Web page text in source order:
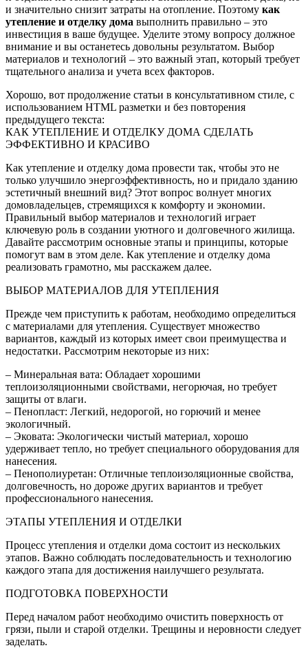
и значительно снизит затраты на отопление. Поэтому как
утепление и отделку дома выполнить правильно – это
инвестиция в ваше будущее. Уделите этому вопросу должное
внимание и вы останетесь довольны результатом. Выбор
материалов и технологий – это важный этап, который требует
тщательного анализа и учета всех факторов.
Хорошо, вот продолжение статьи в консультативном стиле, с
использованием HTML разметки и без повторения
предыдущего текста:
КАК УТЕПЛЕНИЕ И ОТДЕЛКУ ДОМА СДЕЛАТЬ
ЭФФЕКТИВНО И КРАСИВО
Как утепление и отделку дома провести так, чтобы это не
только улучшило энергоэффективность, но и придало зданию
эстетичный внешний вид? Этот вопрос волнует многих
домовладельцев, стремящихся к комфорту и экономии.
Правильный выбор материалов и технологий играет
ключевую роль в создании уютного и долговечного жилища.
Давайте рассмотрим основные этапы и принципы, которые
помогут вам в этом деле. Как утепление и отделку дома
реализовать грамотно, мы расскажем далее.
ВЫБОР МАТЕРИАЛОВ ДЛЯ УТЕПЛЕНИЯ
Прежде чем приступить к работам, необходимо определиться
с материалами для утепления. Существует множество
вариантов, каждый из которых имеет свои преимущества и
недостатки. Рассмотрим некоторые из них:
– Минеральная вата: Обладает хорошими
теплоизоляционными свойствами, негорючая, но требует
защиты от влаги.
– Пенопласт: Легкий, недорогой, но горючий и менее
экологичный.
– Эковата: Экологически чистый материал, хорошо
удерживает тепло, но требует специального оборудования для
нанесения.
– Пенополиуретан: Отличные теплоизоляционные свойства,
долговечность, но дороже других вариантов и требует
профессионального нанесения.
ЭТАПЫ УТЕПЛЕНИЯ И ОТДЕЛКИ
Процесс утепления и отделки дома состоит из нескольких
этапов. Важно соблюдать последовательность и технологию
каждого этапа для достижения наилучшего результата.
ПОДГОТОВКА ПОВЕРХНОСТИ
Перед началом работ необходимо очистить поверхность от
грязи, пыли и старой отделки. Трещины и неровности следует
заделать.